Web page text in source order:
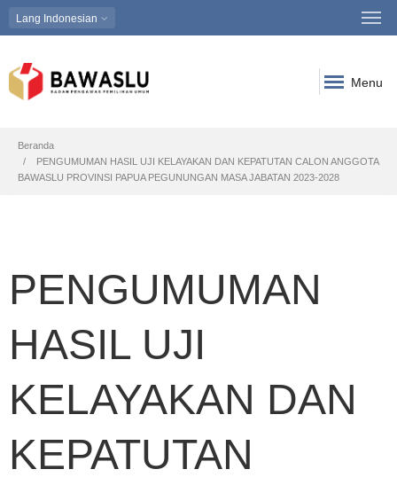
Lang Indonesian
Menu
Breadcrumb
Beranda
PENGUMUMAN HASIL UJI KELAYAKAN DAN KEPATUTAN CALON ANGGOTA
BAWASLU PROVINSI PAPUA PEGUNUNGAN MASA JABATAN 2023-2028
PENGUMUMAN
HASIL UJI
KELAYAKAN DAN
KEPATUTAN